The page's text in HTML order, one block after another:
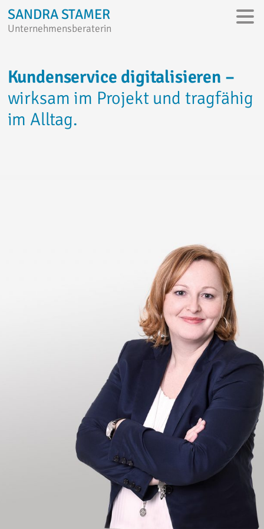
SANDRA STAMER
Unternehmensberaterin
Kundenservice digitalisieren –
wirksam im Projekt und tragfähig
im Alltag.